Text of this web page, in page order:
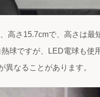
高さ15.7cmで、高さは
球ですが、LED電球も
異なることがあります。